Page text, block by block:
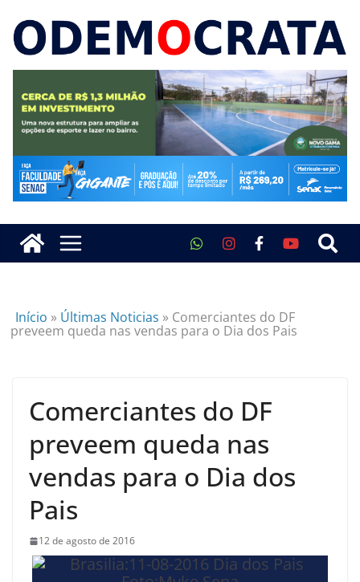
Início » Últimas Noticias » Comerciantes do DF
preveem queda nas vendas para o Dia dos Pais
Comerciantes do DF
preveem queda nas
vendas para o Dia dos
Pais
12 de agosto de 2016